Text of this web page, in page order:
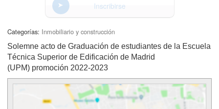
Inscribirse
Categorías: Inmobiliario y construcción
Solemne acto de Graduación de estudiantes de la Escuela
Técnica Superior de Edificación de Madrid
(UPM) promoción 2022-2023